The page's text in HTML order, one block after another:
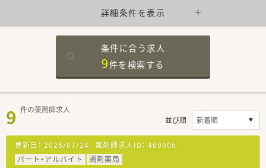
詳細条件を表示
条件に合う求人
9件を検索する
9 件の薬剤師求人
並び順
更新日： 2026/07/24 薬剤師求人ID： 469906
パート・アルバイト
調剤薬局